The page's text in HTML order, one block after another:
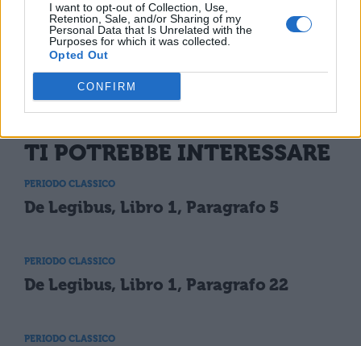
I want to opt-out of Collection, Use,
Retention, Sale, and/or Sharing of my
Personal Data that Is Unrelated with the
Purposes for which it was collected.
Opted Out
CONFIRM
TI POTREBBE INTERESSARE
PERIODO CLASSICO
De Legibus, Libro 1, Paragrafo 5
PERIODO CLASSICO
De Legibus, Libro 1, Paragrafo 22
PERIODO CLASSICO